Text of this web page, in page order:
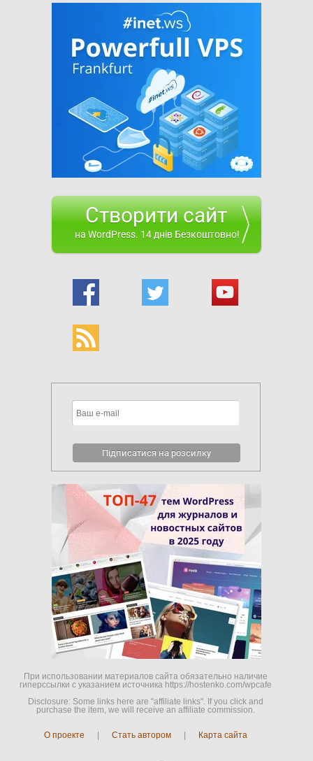
Створити сайт
на WordPress. 14 днів Безкоштовно!
При использовании материалов сайта обязательно наличие
гиперссылки c указанием источника https://hostenko.com/wpcafe
Disclosure: Some links here are "affiliate links". If you click and
purchase the item, we will receive an affiliate commission.
О проекте Стать автором Карта сайта